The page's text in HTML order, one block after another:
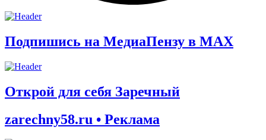
Подпишись на МедиаПензу в МАХ
Открой для себя Заречный
zarechny58.ru • Реклама